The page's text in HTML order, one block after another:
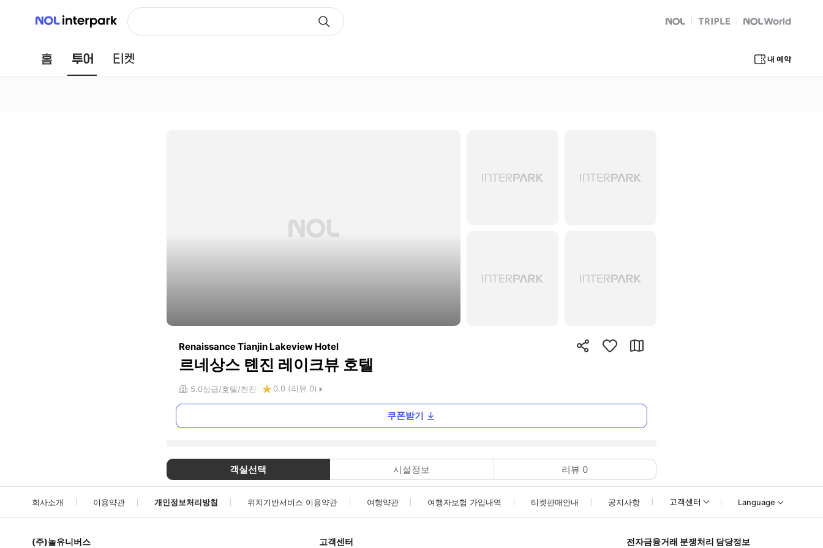
NOL 인터파크
NOL
트리플 Global Interpark
홈 투어 내 예약
Renaissance Tianjin Lakeview Hotel
르네상스 톈진 레이크뷰 호텔
5.0성급 호텔 천진 0.0 (리뷰 0)
쿠폰받기
객실선택 시설정보 리뷰 0
회사소개 이용약관 개인정보처리방침 위치기반서비스 이용약관 여행약관 여행자보험 가입내역 티켓판매안내 공지사항 고객센터 Language
(주)놀유니버스 고객센터 전자금융거래 분쟁처리 담당정보